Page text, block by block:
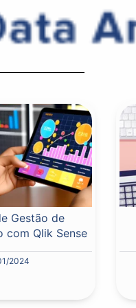
Gestão de
com Qlik Sense
2024